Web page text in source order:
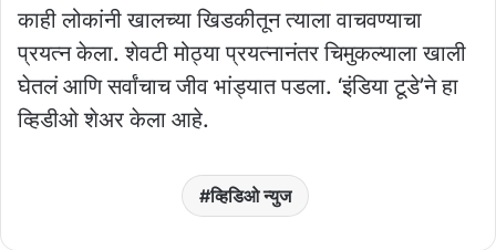
काही लोकांनी खालच्या खिडकीतून त्याला वाचवण्याचा
प्रयत्न केला. शेवटी मोठ्या प्रयत्नानंतर चिमुकल्याला खाली
घेतलं आणि सर्वांचाच जीव भांड्यात पडला. ‘इंडिया टूडे’ने हा
व्हिडीओ शेअर केला आहे.
व्हिडिओ न्युज